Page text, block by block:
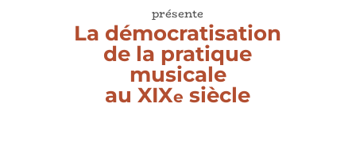
présente
La démocratisation
de la pratique
musicale
au XIXe siècle